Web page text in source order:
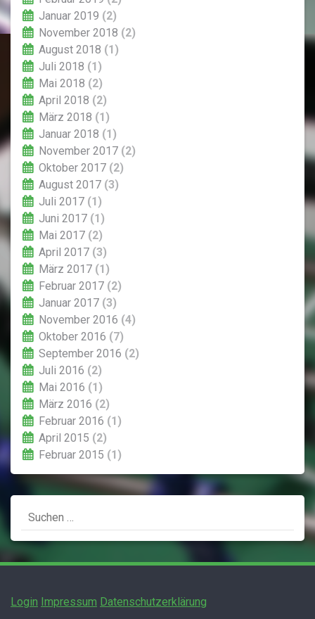
Januar 2019 (2)
November 2018 (2)
August 2018 (1)
Juli 2018 (1)
Mai 2018 (2)
April 2018 (2)
März 2018 (1)
Januar 2018 (1)
November 2017 (2)
Oktober 2017 (2)
August 2017 (3)
Juli 2017 (1)
Juni 2017 (1)
Mai 2017 (2)
April 2017 (3)
März 2017 (1)
Februar 2017 (2)
Januar 2017 (3)
November 2016 (4)
Oktober 2016 (7)
September 2016 (2)
Juli 2016 (2)
Mai 2016 (1)
März 2016 (2)
Februar 2016 (1)
April 2015 (2)
Februar 2015 (1)
Suchen
nach:
Login Impressum Datenschutzerklärung